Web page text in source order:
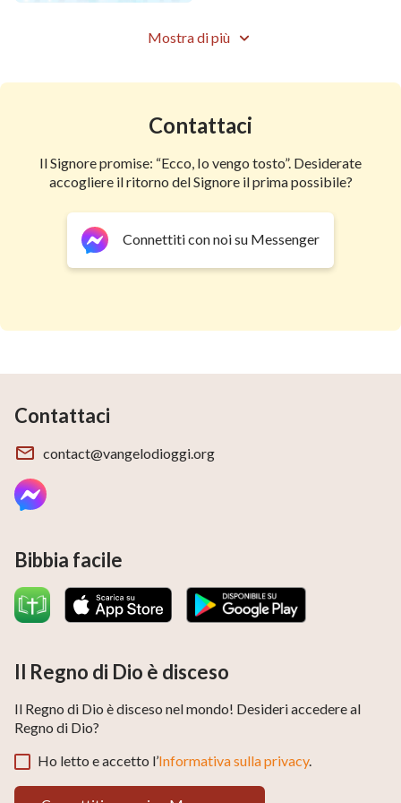
abbandonar la carne, rinascere (rinascere),
confortare il Tuo cuore. Lode e ringraziamento a Dio
Lode e ringraziamento a Dio Onnipotente, la mia
indole è cambiata. Grazie a Te, io sono benedetto, io
sono benedetto. da "Segui l'Agnello e canta dei canti
nuovi"
condivide di più:
Musica cristiana di adorazione – “La preghiera della
gente di Dio” Vivere nell’amore di Dio【MV】
Mostra di più
Contattaci
Il Signore promise: “Ecco, Io vengo tosto”. Desiderate
accogliere il ritorno del Signore il prima possibile?
Connettiti con noi su Messenger
Contattaci
contact@vangelodioggi.org
Bibbia facile
Il Regno di Dio è disceso
Il Regno di Dio è disceso nel mondo! Desideri accedere al
Regno di Dio?
Ho letto e accetto l’Informativa sulla privacy.